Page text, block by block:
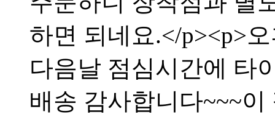
하면 되네요.</p><p>
다음날 점심시간에 타
배송 감사합니다~~~